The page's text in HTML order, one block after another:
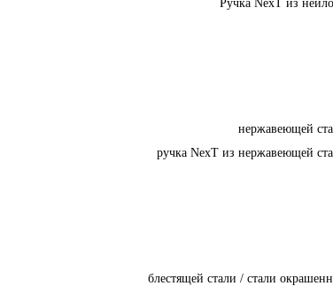
Ручка NexT из
нержавеющей
ручка NexT из нержавеющей
блестящей стали / стали